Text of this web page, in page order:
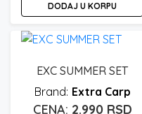
DODAJ U KORPU
EXC SUMMER SET
Extra Carp
2.990 RSD